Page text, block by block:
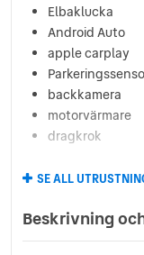
Elbaklucka
Android Auto
apple carplay
backkamera
motorvärmare
dragkrok
SE ALL
Beskrivning